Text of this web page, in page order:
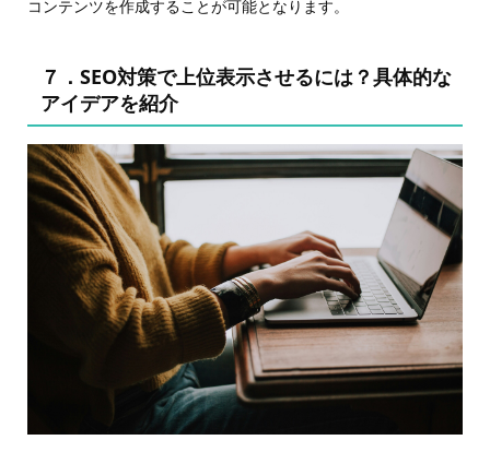
コンテンツを作成することが可能となります。
７．SEO対策で上位表示させるには？具体的な
アイデアを紹介